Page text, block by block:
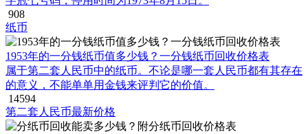
908
纸币
1953年的一分钱纸币值多少钱？一分钱纸币回收价格表
属于第二套人民币中的纸币。不论是哪一套人民币都有其存在
的意义，不能单单用金钱来评判它的价值。
14594
第二套人民币最新价格